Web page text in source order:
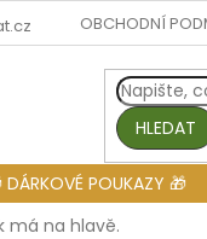
OBCHODNÍ
HLEDAT
DÁRKOVÉ POUKAZY 🎁
má na hlavě.